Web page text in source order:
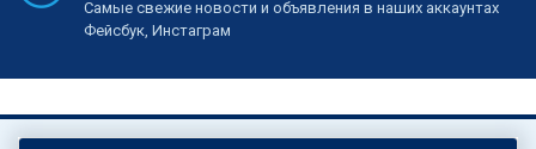
Самые свежие новости и объявления в наших аккаунтах
Фейсбук, Инстаграм